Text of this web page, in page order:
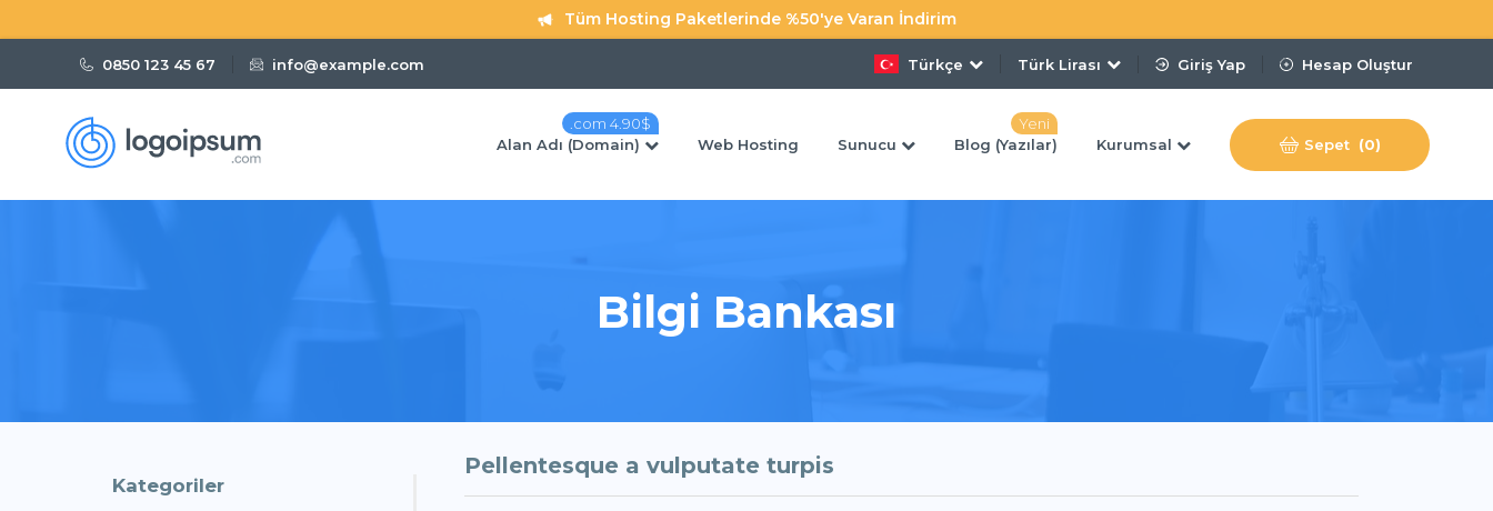
Tüm Hosting Paketlerinde %50'ye Varan İndirim
0850 123 45 67 info@example.com Türkçe Türk Lirası Giriş Yap Hesap Oluştur
.com 4.90$
Alan Adı (Domain)
Whois Sorgulama
Web Hosting Sunucu
VPS Server
Yeni
Blog (Yazılar)
Kurumsal Sepet (0)
Bilgi Bankası
Pellentesque a vulputate turpis
Kategoriler